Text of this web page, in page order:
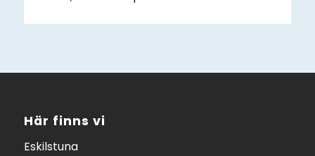
Här finns vi
Eskilstuna